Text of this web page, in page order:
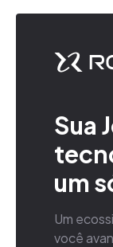
Sua
um
Um
você